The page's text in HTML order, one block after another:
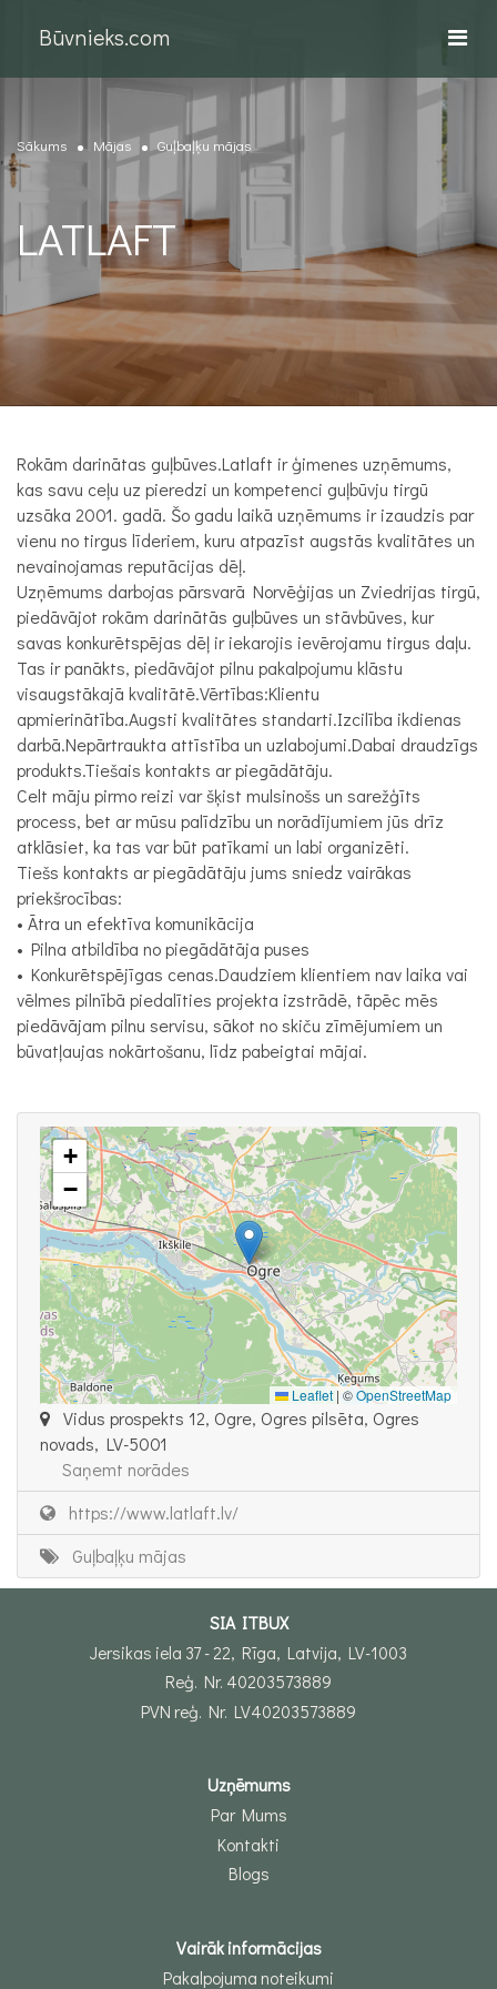
Būvnieks.com
Sākums Mājas Guļbaļķu mājas
LATLAFT
Rokām darinātas guļbūves.Latlaft ir ģimenes uzņēmums,
kas savu ceļu uz pieredzi un kompetenci guļbūvju tirgū
uzsāka 2001. gadā. Šo gadu laikā uzņēmums ir izaudzis par
vienu no tirgus līderiem, kuru atpazīst augstās kvalitātes un
nevainojamas reputācijas dēļ.
Uzņēmums darbojas pārsvarā Norvēģijas un Zviedrijas tirgū,
piedāvājot rokām darinātās guļbūves un stāvbūves, kur
savas konkurētspējas dēļ ir iekarojis ievērojamu tirgus daļu.
Tas ir panākts, piedāvājot pilnu pakalpojumu klāstu
visaugstākajā kvalitātē.Vērtības:Klientu
apmierinātība.Augsti kvalitātes standarti.Izcilība ikdienas
darbā.Nepārtraukta attīstība un uzlabojumi.Dabai draudzīgs
produkts.Tiešais kontakts ar piegādātāju.
Celt māju pirmo reizi var šķist mulsinošs un sarežģīts
process, bet ar mūsu palīdzību un norādījumiem jūs drīz
atklāsiet, ka tas var būt patīkami un labi organizēti.
Tiešs kontakts ar piegādātāju jums sniedz vairākas
priekšrocības:
• Ātra un efektīva komunikācija
• Pilna atbildība no piegādātāja puses
• Konkurētspējīgas cenas.Daudziem klientiem nav laika vai
vēlmes pilnībā piedalīties projekta izstrādē, tāpēc mēs
piedāvājam pilnu servisu, sākot no skiču zīmējumiem un
būvatļaujas nokārtošanu, līdz pabeigtai mājai.
+
−
Leaflet|©OpenStreetMap
Vidus prospekts 12, Ogre, Ogres pilsēta, Ogres
novads, LV-5001
Saņemt norādes
https://www.latlaft.lv/
Guļbaļķu mājas
SIA ITBUX
Jersikas iela 37 - 22, Rīga, Latvija, LV-1003
Reģ. Nr. 40203573889
PVN reģ. Nr. LV40203573889
Uzņēmums
Par Mums
Kontakti
Blogs
Vairāk informācijas
Pakalpojuma noteikumi